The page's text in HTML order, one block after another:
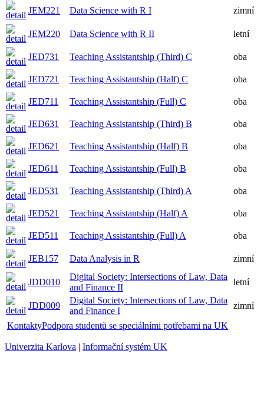
JEM221 Data Science with R I zimní
JEM220 Data Science with R II letní
JED731 Teaching Assistantship (Third) C oba
JED721 Teaching Assistantship (Half) C oba
JED711 Teaching Assistantship (Full) C oba
JED631 Teaching Assistantship (Third) B oba
JED621 Teaching Assistantship (Half) B oba
JED611 Teaching Assistantship (Full) B oba
JED531 Teaching Assistantship (Third) A oba
JED521 Teaching Assistantship (Half) A oba
JED511 Teaching Assistantship (Full) A oba
JEB157 Data Analysis in R zimní
JDD010
Digital Society: Intersections of Law, Data
and Finance II
letní
JDD009
Digital Society: Intersections of Law, Data
and Finance I
zimní
KontaktyPodpora studentů se speciálními potřebami na UK
Univerzita Karlova | Informační systém UK